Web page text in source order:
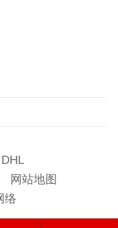
网站地图
络